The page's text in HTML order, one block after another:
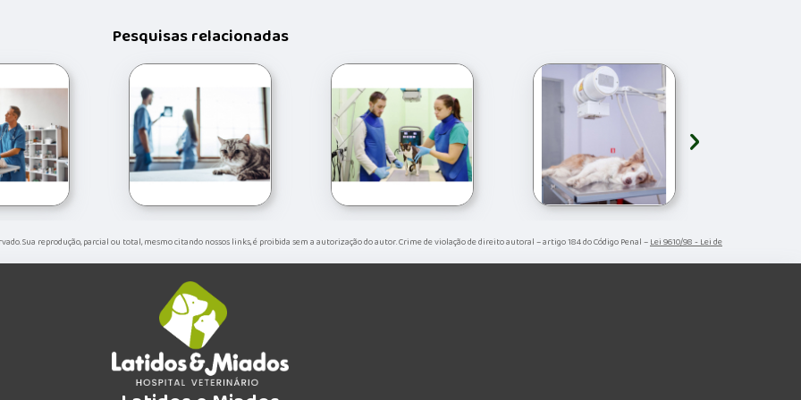
Pesquisas relacionadas
›
Sua reprodução, parcial ou total, mesmo citando nossos links, é proibida sem a autorização do autor. Crime de violação de direito autoral – artigo 184 do Código Penal –Lei 9610/98 - Lei de